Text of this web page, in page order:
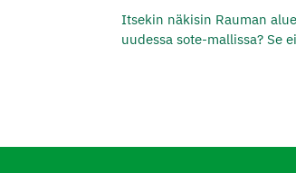
Itsekin näkisin Rauman
uudessa sote-mallissa? Se